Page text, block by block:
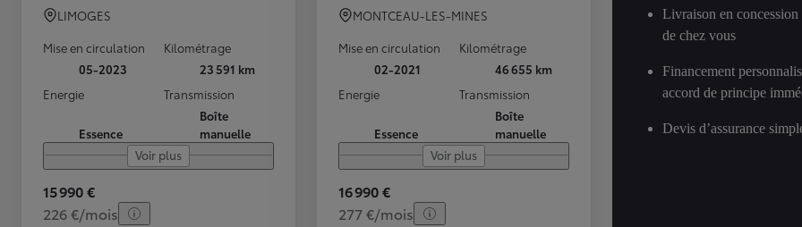
LIMOGES
Mise en circulation
05-2023
Kilométrage
23 591 km
Energie
Essence
Transmission
Boîte
manuelle
Voir plus
15 990 €
226 €/mois
MONTCEAU-LES-MINES
Mise en circulation
02-2021
Kilométrage
46 655 km
Energie
Essence
Transmission
Boîte
manuelle
Voir plus
16 990 €
277 €/mois
Livraison en concession
de chez vous
Financement
accord de principe
Devis d’assurance